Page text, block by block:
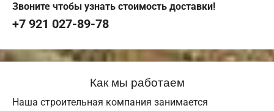
Звоните чтобы узнать стоимость доставки!
+7 921 027-89-78
Как мы работаем
Наша строительная компания занимается